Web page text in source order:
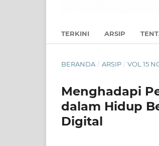
TERKINI ARSIP
BERANDA / ARSIP / VOL 15
Menghadapi
dalam Hidup
Digital